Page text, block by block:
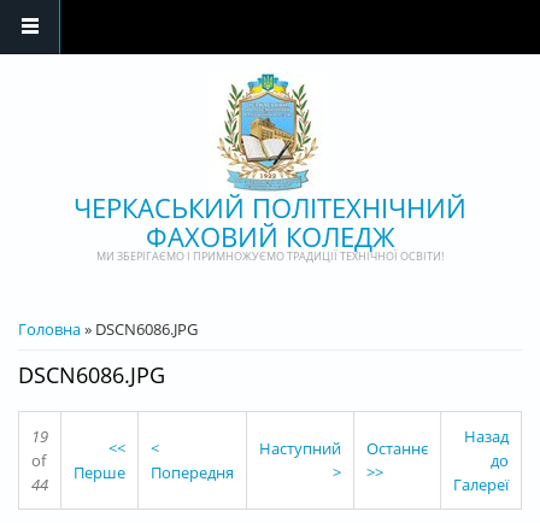
ЧЕРКАСЬКИЙ ПОЛІТЕХНІЧНИЙ
ФАХОВИЙ КОЛЕДЖ
МИ ЗБЕРІГАЄМО І ПРИМНОЖУЄМО ТРАДИЦІЇ ТЕХНІЧНОЇ ОСВІТИ!
ВИ Є ТУТ
Головна» DSCN6086.JPG
DSCN6086.JPG
19
of
44
<<
Перше
<
Попередня
Наступний
>
Останнє
>>
Назад
до
Галереї